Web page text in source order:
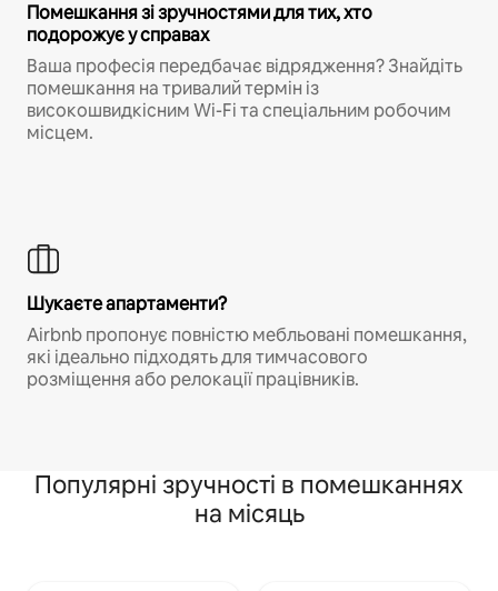
Помешкання зі зручностями для тих, хто
подорожує у справах
Ваша професія передбачає відрядження? Знайдіть
помешкання на тривалий термін із
високошвидкісним Wi-Fi та спеціальним робочим
місцем.
Шукаєте апартаменти?
Airbnb пропонує повністю мебльовані помешкання,
які ідеально підходять для тимчасового
розміщення або релокації працівників.
Популярні зручності в помешканнях
на місяць